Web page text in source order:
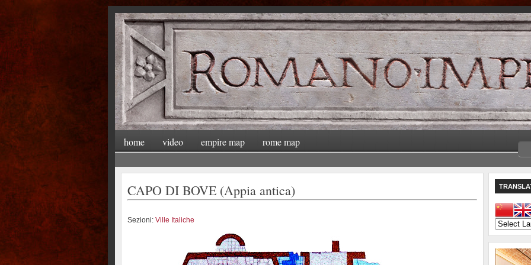
home video empire map rome map
CAPO DI BOVE (Appia antica)
Sezioni: Ville Italiche